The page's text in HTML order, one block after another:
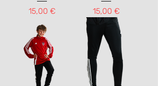
Prix
15,00 €
Prix
15,00 €